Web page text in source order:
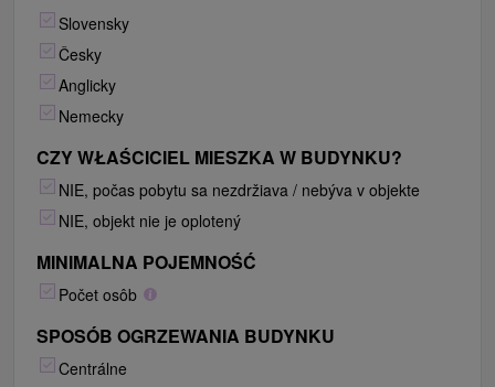
Slovensky
Česky
Anglicky
Nemecky
CZY WŁAŚCICIEL MIESZKA W BUDYNKU?
NIE, počas pobytu sa nezdržiava / nebýva v objekte
NIE, objekt nie je oplotený
MINIMALNA POJEMNOŚĆ
Počet osôb
SPOSÓB OGRZEWANIA BUDYNKU
Centrálne